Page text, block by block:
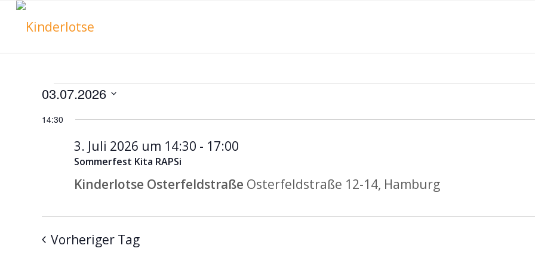
Veranstaltungen
für
Juli
03.07.2026
14:30
Sommerfest Kita RAPSi
3. Juli 2026 um 14:30 - 17:00
Kinderlotse Osterfeldstraße Osterfeldstraße 12-14, Hamburg
Vorheriger Tag